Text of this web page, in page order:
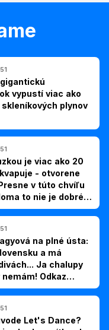
vypustí viac ako
plynov
je viac ako 20
- otvorene
v túto chvíľu
to nie je dobré,
na plné ústa:
a má
Ja chalupy
Odkaz
Let's Dance?